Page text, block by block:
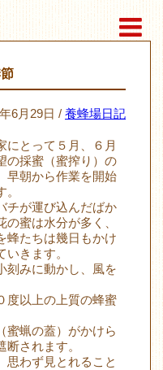
6月29日 / 養蜂場日記
にとって５月、６月
の採蜜（蜜搾り）の
早朝から作業を開始
。
チが運び込んだばか
の蜜は水分が多く、
蜂たちは幾日もかけ
きます。
刻みに動かし、風を
度以上の上質の蜂蜜
蜜蝋の蓋）がかけら
されます。
思わず見とれること